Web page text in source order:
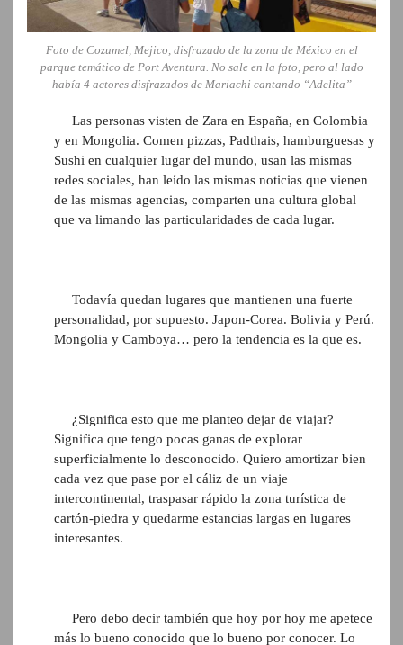
Foto de Cozumel, Mejico, disfrazado de la zona de México en el
parque temático de Port Aventura. No sale en la foto, pero al lado
había 4 actores disfrazados de Mariachi cantando “Adelita”
Las personas visten de Zara en España, en Colombia
y en Mongolia. Comen pizzas, Padthais, hamburguesas y
Sushi en cualquier lugar del mundo, usan las mismas
redes sociales, han leído las mismas noticias que vienen
de las mismas agencias, comparten una cultura global
que va limando las particularidades de cada lugar.
Todavía quedan lugares que mantienen una fuerte
personalidad, por supuesto. Japon-Corea. Bolivia y Perú.
Mongolia y Camboya… pero la tendencia es la que es.
¿Significa esto que me planteo dejar de viajar?
Significa que tengo pocas ganas de explorar
superficialmente lo desconocido. Quiero amortizar bien
cada vez que pase por el cáliz de un viaje
intercontinental, traspasar rápido la zona turística de
cartón-piedra y quedarme estancias largas en lugares
interesantes.
Pero debo decir también que hoy por hoy me apetece
más lo bueno conocido que lo bueno por conocer. Lo